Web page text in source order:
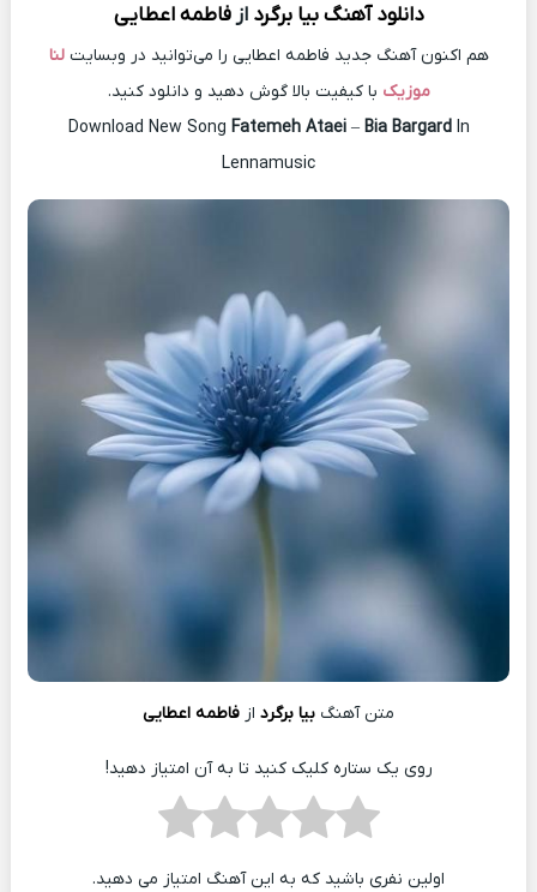
دانلود آهنگ بیا برگرد ازفاطمه‌ اعطایی
هم اکنون آهنگ جدید فاطمه‌ اعطایی را می‌توانید در وبسایتلنا
موزیک با کیفیت بالا گوش دهید و دانلود کنید.
Download New Song Fatemeh Ataei– Bia BargardIn
Lennamusic
متن آهنگ بیا برگرد از فاطمه‌ اعطایی
روی یک ستاره کلیک کنید تا به آن امتیاز دهید!
اولین نفری باشید که به این آهنگ امتیاز می دهید.